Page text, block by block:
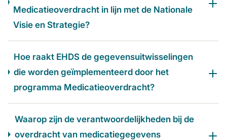
Medicatieoverdracht in lijn met de Nationale
Visie en Strategie?
Hoe raakt EHDS de gegevensuitwisselingen
die worden geïmplementeerd door het
programma Medicatieoverdracht?
Waarop zijn de verantwoordelijkheden bij de
overdracht van medicatiegegevens